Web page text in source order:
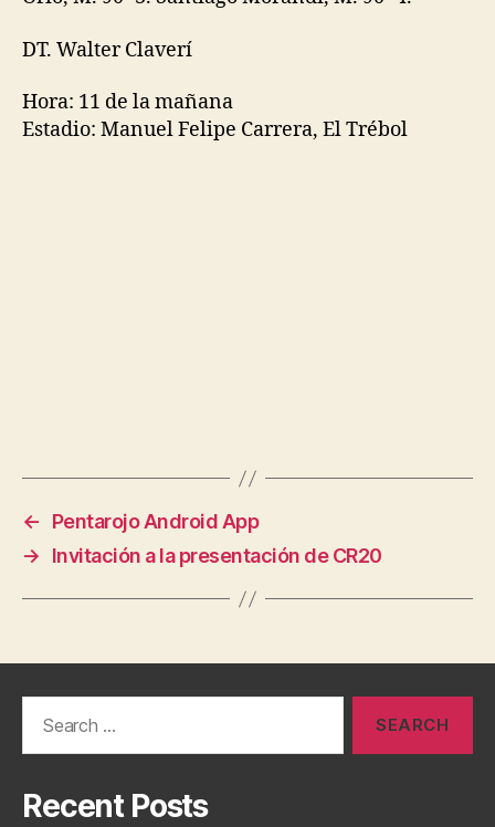
DT. Walter Claverí
Hora: 11 de la mañana
Estadio: Manuel Felipe Carrera, El Trébol
←
Pentarojo Android App
→
Invitación a la presentación de CR20
Recent Posts